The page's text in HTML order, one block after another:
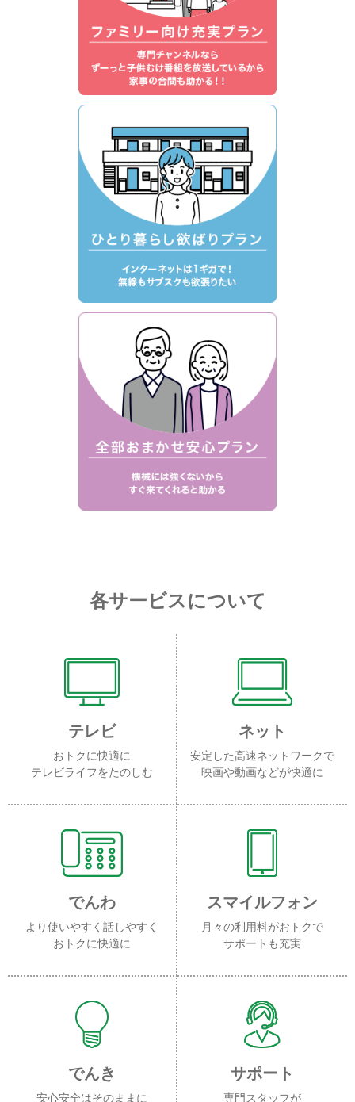
各サービスについて
テレビ
おトクに快適に
テレビライフをたのしむ
ネット
安定した高速ネットワークで
映画や動画などが快適に
でんわ
より使いやすく話しやすく
おトクに快適に
スマイルフォン
月々の利用料がおトクで
サポートも充実
でんき
安心安全はそのままに
サポート
専門スタッフが